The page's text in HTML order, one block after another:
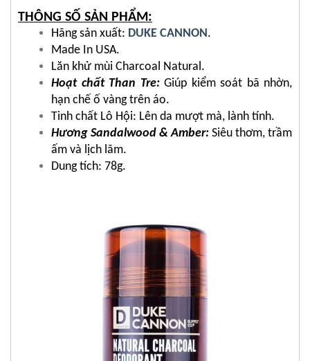
THÔNG SỐ SẢN PHẨM:
Hãng sản xuất: DUKE CANNON.
Made In USA.
Lăn khử mùi Charcoal Natural.
Hoạt chất Than Tre:Giúp kiểm soát bã nhờn,
hạn chế ố vàng trên áo.
Tinh chất Lô Hội: Lên da mượt mà, lành tính.
Hương Sandalwood & Amber: Siêu thơm, trầm
ấm và lịch lãm.
Dung tích: 78g.